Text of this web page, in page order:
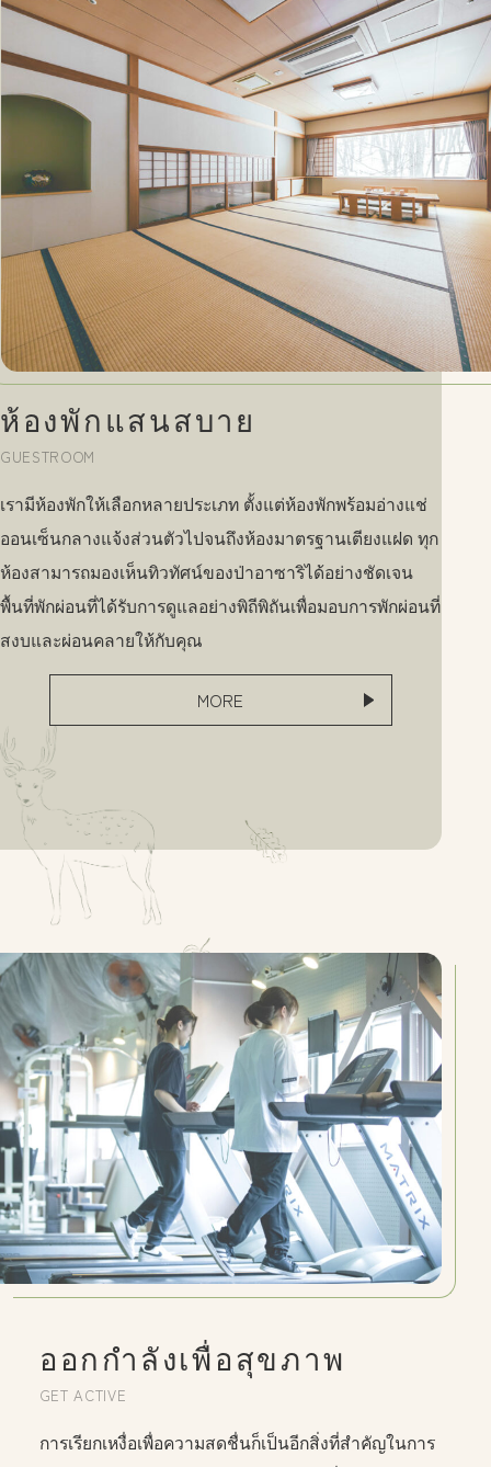
ห้องพักแสนสบาย
GUESTROOM
เรามีห้องพักให้เลือกหลายประเภท ตั้งแต่ห้องพักพร้อมอ่างแช่
ออนเซ็นกลางแจ้งส่วนตัวไปจนถึงห้องมาตรฐานเตียงแฝด ทุก
ห้องสามารถมองเห็นทิวทัศน์ของป่าอาซาริได้อย่างชัดเจน
พื้นที่พักผ่อนที่ได้รับการดูแลอย่างพิถีพิถันเพื่อมอบการพักผ่อนที่
สงบและผ่อนคลายให้กับคุณ
MORE
ออกกำลังเพื่อสุขภาพ
GET ACTIVE
การเรียกเหงื่อเพื่อความสดชื่นก็เป็นอีกสิ่งที่สำคัญในการ